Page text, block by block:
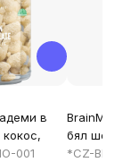
в
001
BrainMax
бял
*CZ-BIO-